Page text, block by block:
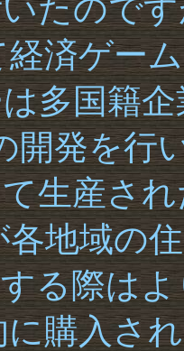
たので
済ゲー
多国籍
開発を行
生産さ
地域の
る際は
購入さ